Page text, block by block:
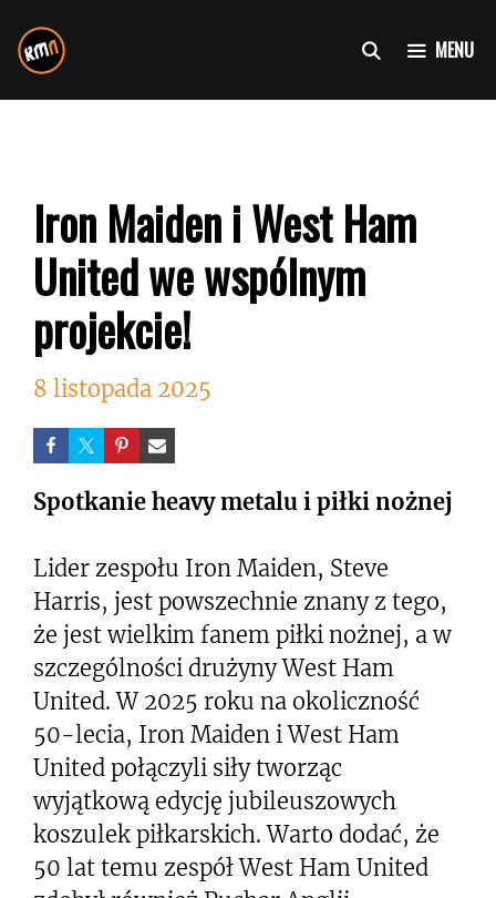
do
treści
MENU
Iron Maiden i West Ham
United we wspólnym
projekcie!
8 listopada 2025
Spotkanie heavy metalu i piłki nożnej
Lider zespołu Iron Maiden, Steve
Harris, jest powszechnie znany z tego,
że jest wielkim fanem piłki nożnej, a w
szczególności drużyny West Ham
United. W 2025 roku na okoliczność
50-lecia, Iron Maiden i West Ham
United połączyli siły tworząc
wyjątkową edycję jubileuszowych
koszulek piłkarskich. Warto dodać, że
50 lat temu zespół West Ham United